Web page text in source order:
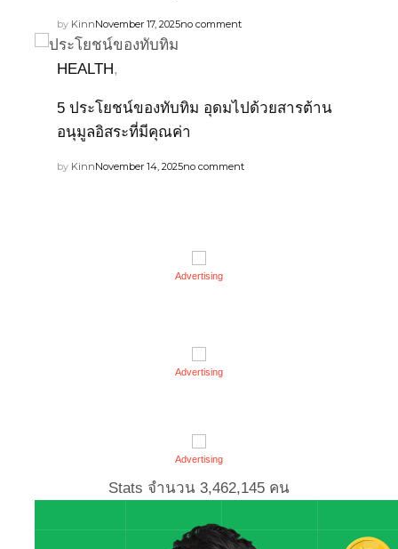
by KinnNovember 17, 2025no comment
HEALTH,
5 ประโยชน์ของทับทิม อุดมไปด้วยสารต้าน
อนุมูลอิสระที่มีคุณค่า
by KinnNovember 14, 2025no comment
Advertising
Advertising
Advertising
Stats จำนวน 3,462,145 คน